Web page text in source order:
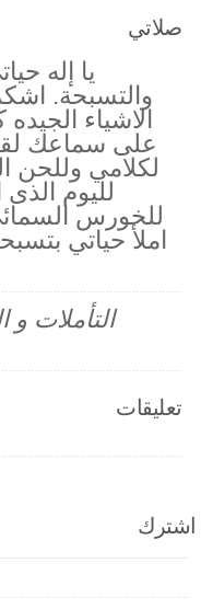
صلاتي
يا إله
والتسبحة.
الاشياء
على سماعك
لكلامي وللحن
لليوم
للخورس
املأ حياتي
التأملات و
تعليقات
اشترك